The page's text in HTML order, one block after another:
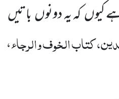
کہ یہ دونوں باتیں
کتاب الخوف والرجاء،